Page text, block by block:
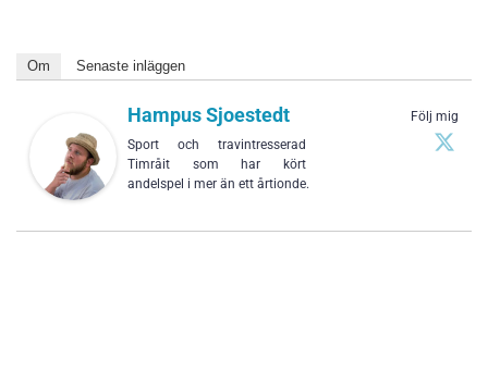
Om Senaste inläggen
Följ mig
Hampus Sjoestedt
Sport och travintresserad
Timråit som har kört
andelspel i mer än ett årtionde.